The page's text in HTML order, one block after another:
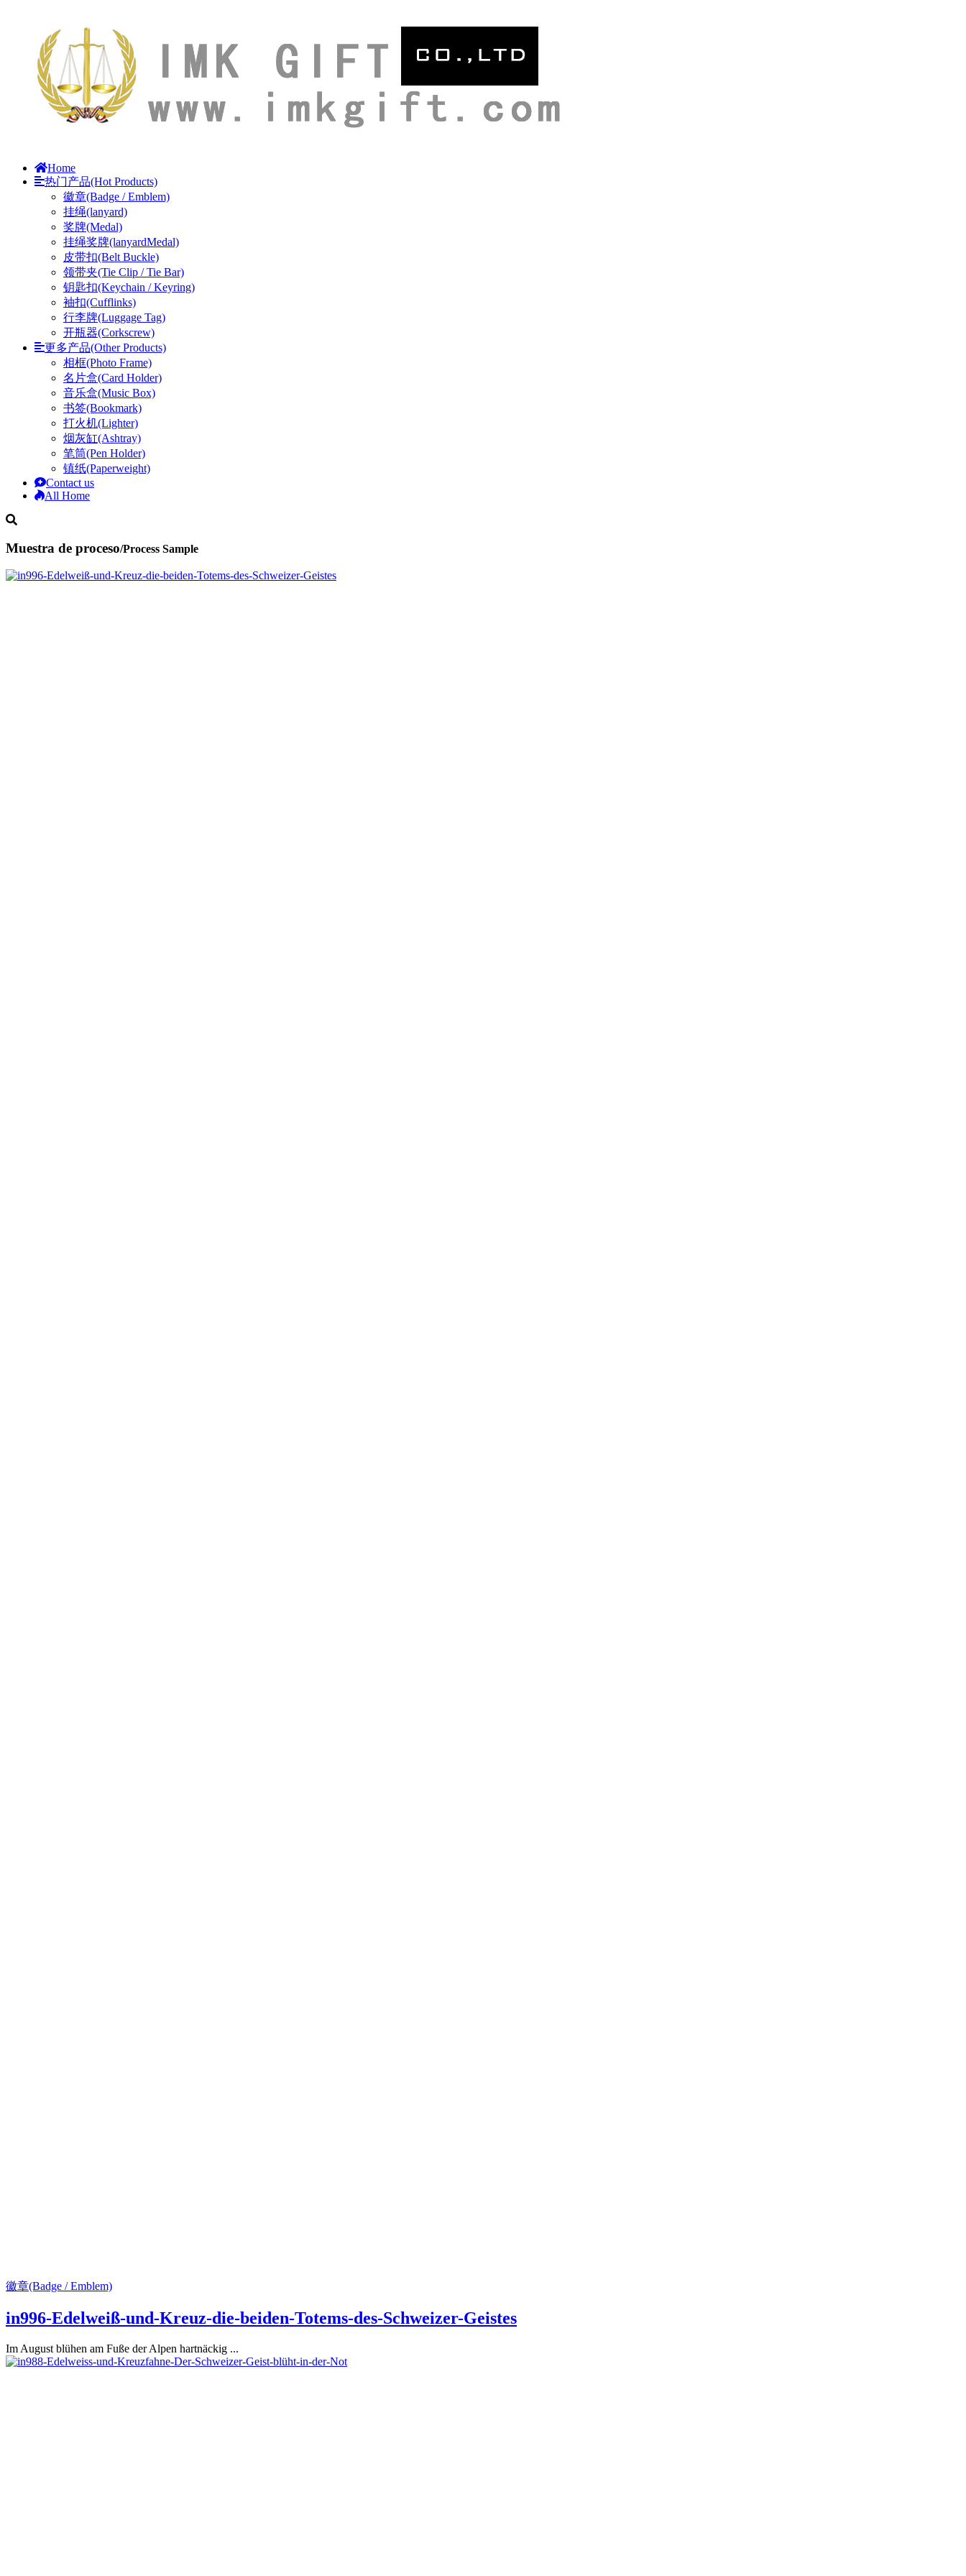
Home
热门产品(Hot Products)
徽章(Badge / Emblem)
挂绳(lanyard)
奖牌(Medal)
挂绳奖牌(lanyardMedal)
皮带扣(Belt Buckle)
领带夹(Tie Clip / Tie Bar)
钥匙扣(Keychain / Keyring)
袖扣(Cufflinks)
行李牌(Luggage Tag)
开瓶器(Corkscrew)
更多产品(Other Products)
相框(Photo Frame)
名片盒(Card Holder)
音乐盒(Music Box)
书签(Bookmark)
打火机(Lighter)
烟灰缸(Ashtray)
笔筒(Pen Holder)
镇纸(Paperweight)
Contact us
All Home
Muestra de proceso/Process Sample
徽章(Badge / Emblem)
in996-Edelweiß-und-Kreuz-die-beiden-Totems-des-Schweizer-Geistes
Im August blühen am Fuße der Alpen hartnäckig ...